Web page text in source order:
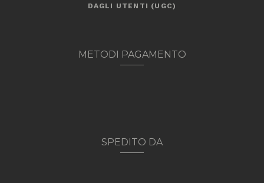
DAGLI UTENTI (UGC)
METODI PAGAMENTO
SPEDITO DA